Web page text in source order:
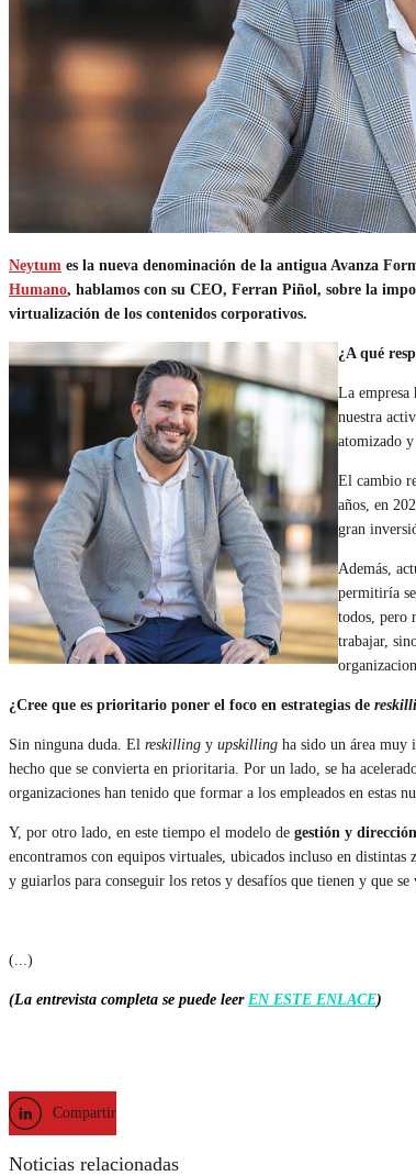
Neytum es la nueva denominación de la antigua Avanza
Humano, hablamos con su CEO, Ferran Piñol, sobre la
virtualización de los contenidos corporativos.
¿A qué
La empresa
nuestra
atomizado
El cambio
años, en
gran
Además,
permitiría
todos, pero
trabajar,
¿Cree que es prioritario poner el foco en estrategias de
Sin ninguna duda. El reskilling y upskilling ha sido un área muy
hecho que se convierta en prioritaria. Por un lado, se ha
organizaciones han tenido que formar a los empleados en estas
Y, por otro lado, en este tiempo el modelo de gestión y
encontramos con equipos virtuales, ubicados incluso en distintas
y guiarlos para conseguir los retos y desafíos que tienen y que se
(...)
(La entrevista completa se puede leer EN ESTE ENLACE)
Compartir
Noticias relacionadas